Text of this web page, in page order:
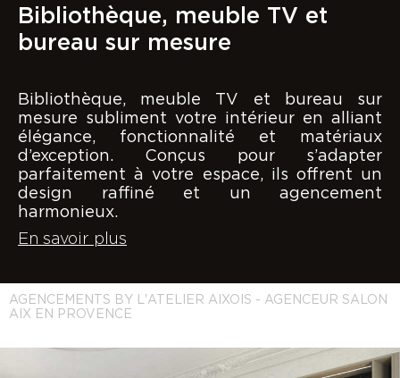
Bibliothèque, meuble TV et
bureau sur mesure
Bibliothèque, meuble TV et bureau sur
mesure subliment votre intérieur en alliant
élégance, fonctionnalité et matériaux
d’exception. Conçus pour s’adapter
parfaitement à votre espace, ils offrent un
design raffiné et un agencement
harmonieux.
En savoir plus
AGENCEMENTS BY L'ATELIER AIXOIS - AGENCEUR SALON
AIX EN PROVENCE